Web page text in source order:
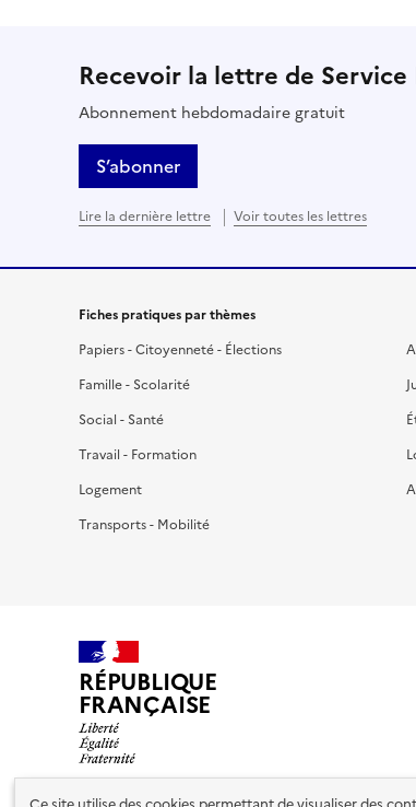
Recevoir la lettre de Service
Abonnement hebdomadaire gratuit
S’abonner
Lire la dernière lettre Voir toutes les lettres
Fiches pratiques par thèmes
Papiers - Citoyenneté - Élections
Famille - Scolarité
Social - Santé
Travail - Formation
Logement
Transports - Mobilité
RÉPUBLIQUE
FRANÇAISE